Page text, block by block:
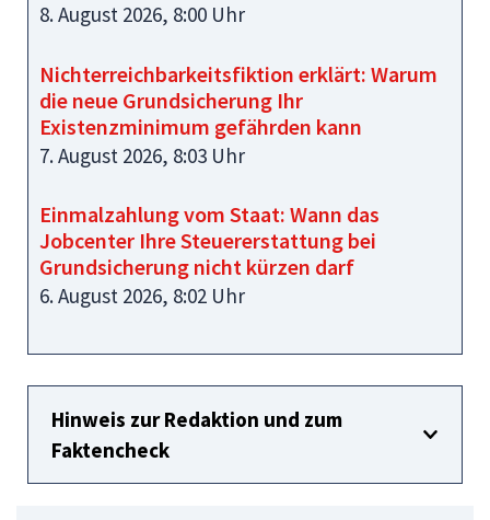
8. August 2026, 8:00 Uhr
Nichterreichbarkeitsfiktion erklärt: Warum
die neue Grundsicherung Ihr
Existenzminimum gefährden kann
7. August 2026, 8:03 Uhr
Einmalzahlung vom Staat: Wann das
Jobcenter Ihre Steuererstattung bei
Grundsicherung nicht kürzen darf
6. August 2026, 8:02 Uhr
Hinweis zur Redaktion und zum
Faktencheck